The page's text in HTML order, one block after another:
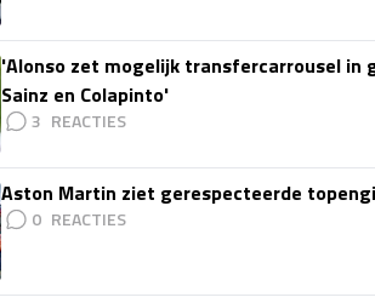
'Alonso zet mogelijk transfercarrousel in
Sainz en Colapinto'
3
Aston Martin ziet gerespecteerde
0